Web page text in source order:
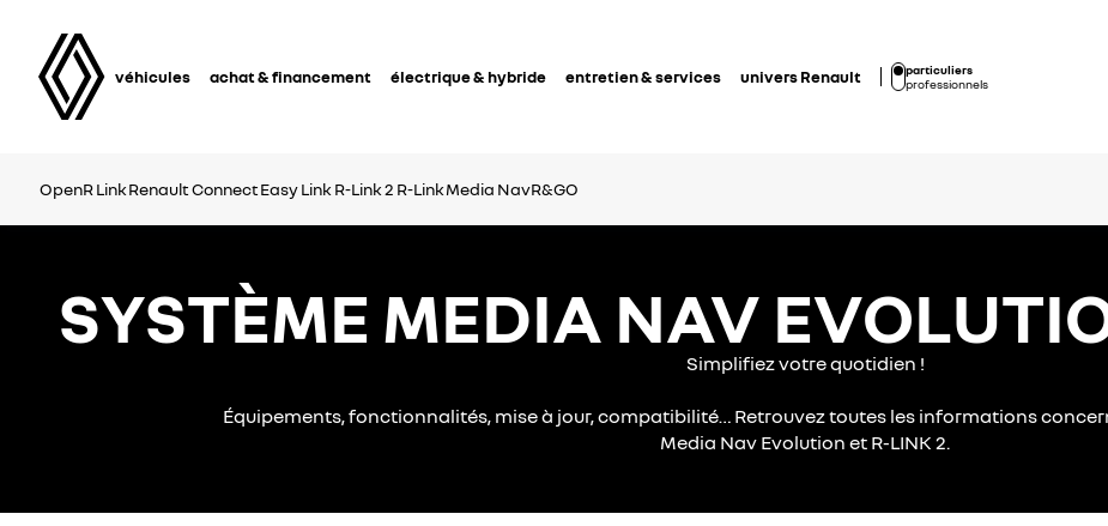
véhicules achat & financement électrique & hybride entretien & services univers Renault
particuliers
professionnels
OpenR LinkRenault ConnectEasy LinkR-Link 2 R-LinkMedia NavR&GO
SYSTÈME MEDIA NAV
Simplifiez votre quotidien !
Équipements, fonctionnalités, mise à jour, compatibilité… Retrouvez toutes les informations
Media Nav Evolution et​ R-LINK 2.